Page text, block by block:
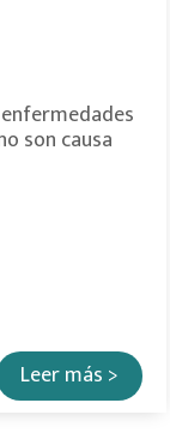
son causa
Leer más >